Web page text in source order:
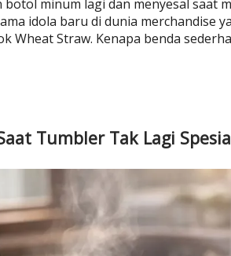
minum lagi dan menyesal saat
idola baru di dunia merchandise
Wheat Straw. Kenapa benda
Tumbler Tak Lagi